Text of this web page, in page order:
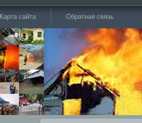
Карта сайта Обратная связь